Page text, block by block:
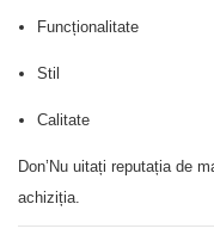
Funcționalitate
Stil
Calitate
Don’Nu uitați reputația de
achiziția.